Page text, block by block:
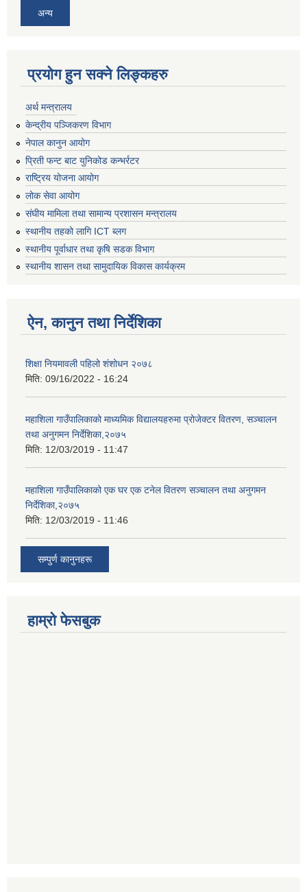
अन्य
प्रयोग हुन सक्ने लिङ्कहरु
अर्थ मन्त्रालय
केन्द्रीय पञ्जिकरण विभाग
नेपाल कानुन आयोग
प्रिती फन्ट बाट युनिकोड कन्भर्रटर
राष्ट्रिय योजना आयोग
लोक सेवा आयोग
संघीय मामिला तथा सामान्य प्रशासन मन्त्रालय
स्थानीय तहको लागि ICT ब्लग
स्थानीय पूर्वाधार तथा कृषि सडक विभाग
स्थानीय शासन तथा सामुदायिक विकास कार्यक्रम
ऐन, कानुन तथा निर्देशिका
शिक्षा नियमावली पहिलो शंशोधन २०७८
मिति: 09/16/2022 - 16:24
महाशिला गाउँपालिकाको माध्यमिक विद्यालयहरुमा प्रोजेक्टर वितरण, सञ्चालन
तथा अनुगमन निर्देशिका,२०७५
मिति: 12/03/2019 - 11:47
महाशिला गाउँपालिकाको एक घर एक टनेल वितरण सञ्चालन तथा अनुगमन
निर्देशिका,२०७५
मिति: 12/03/2019 - 11:46
सम्पुर्ण कानुनहरू
हाम्रो फेसबुक